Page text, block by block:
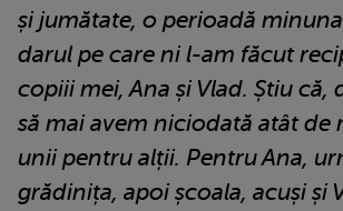
și jumătate, o perioadă
darul pe care ni l-am făcut
copiii mei, Ana și Vlad. Știu
să mai avem niciodată atât de
unii pentru alții. Pentru Ana,
grădinița, apoi școala, acuși și